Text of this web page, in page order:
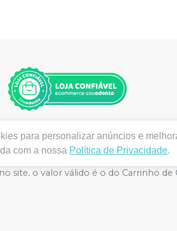
os direitos reservados |
- CEP 39400-003 | Autorizações
43.588 | Política de Privacidade e
site, o valor válido é o do Carrinho
para personalizar anúncios e
com a nossa Política de Privacidade.